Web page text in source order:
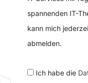
spannenden IT-
kann mich
abmelden.
Ich habe die